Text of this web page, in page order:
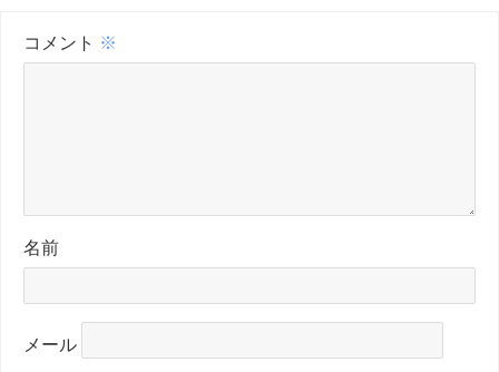
コメント ※
名前
メール